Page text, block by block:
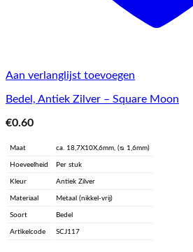
Aan verlanglijst toevoegen
Bedel, Antiek Zilver – Square Moon
€0.60
Maat ca. 18,7X10X,6mm, (ᴓ 1,6mm)
Hoeveelheid Per stuk
Kleur Antiek Zilver
Materiaal Metaal (nikkel-vrij)
Soort Bedel
Artikelcode SCJ117